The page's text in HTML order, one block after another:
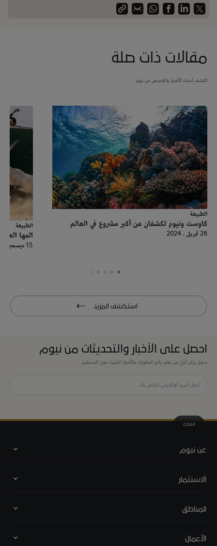
مقالات ذات صلة
اكتشف أحدث الأخبار والقصص من نيوم
الطبيعة
كاوست ونيوم تكشفان عن أكبر مشروع في العالم
28 أبريل ، 2024
الطبيعة
المها
15 ديسمبر ، 2022
استكشف المزيد
احصل على الأخبار والتحديثات من نيوم
سجل وكن أول من يعلم بآخر التطورات والأخبار المثيرة حول المستقبل
اشترك
عن نيوم
المسؤولية الاجتماعية
الاستثمار
المناطق
الأعمال